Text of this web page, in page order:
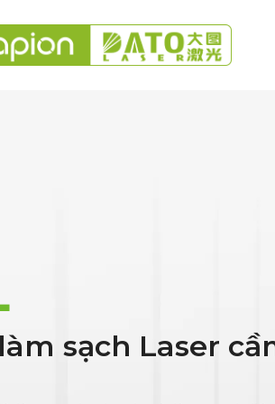
sạch Laser